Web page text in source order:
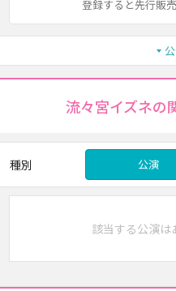
登録すると先行販
流々宮イズネの
種別 公演
該当する公演は